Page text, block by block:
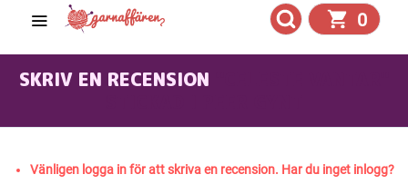
0
SKRIV EN RECENSION
Vänligen logga in för att skriva en recension. Har du inget inlogg?